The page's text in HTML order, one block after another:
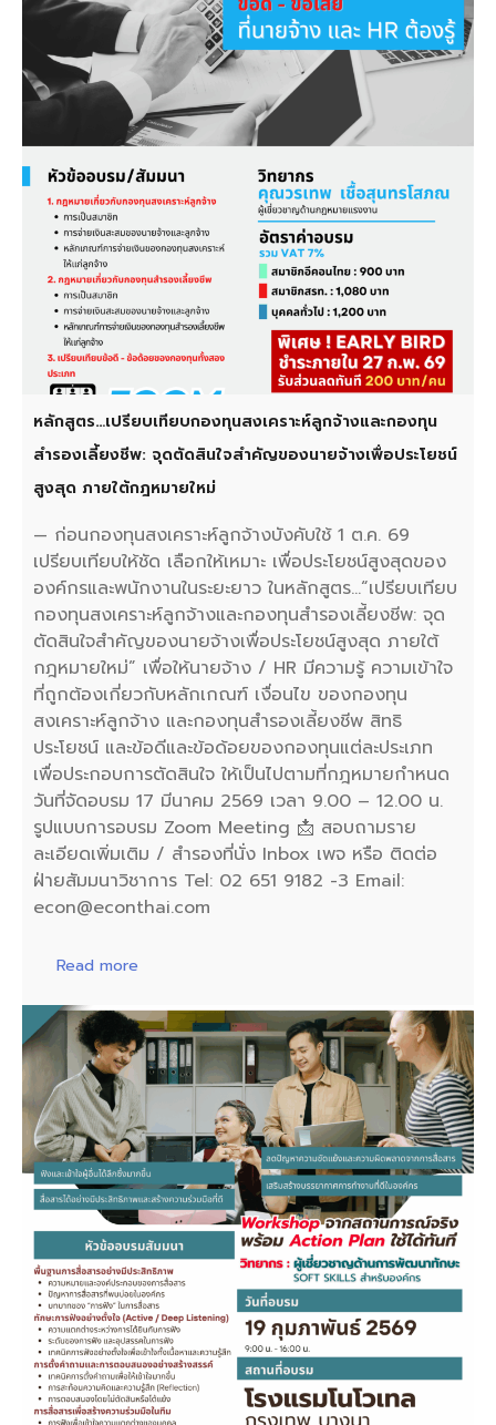
หลักสูตร…เปรียบเทียบกองทุนสงเคราะห์ลูกจ้างและกองทุน
สำรองเลี้ยงชีพ: จุดตัดสินใจสำคัญของนายจ้างเพื่อประโยชน์
สูงสุด ภายใต้กฎหมายใหม่
— ก่อนกองทุนสงเคราะห์ลูกจ้างบังคับใช้ 1 ต.ค. 69
เปรียบเทียบให้ชัด เลือกให้เหมาะ เพื่อประโยชน์สูงสุดของ
องค์กรและพนักงานในระยะยาว ในหลักสูตร…“เปรียบเทียบ
กองทุนสงเคราะห์ลูกจ้างและกองทุนสำรองเลี้ยงชีพ: จุด
ตัดสินใจสำคัญของนายจ้างเพื่อประโยชน์สูงสุด ภายใต้
กฎหมายใหม่” เพื่อให้นายจ้าง / HR มีความรู้ ความเข้าใจ
ที่ถูกต้องเกี่ยวกับหลักเกณฑ์ เงื่อนไข ของกองทุน
สงเคราะห์ลูกจ้าง และกองทุนสำรองเลี้ยงชีพ สิทธิ
ประโยชน์ และข้อดีและข้อด้อยของกองทุนแต่ละประเภท
เพื่อประกอบการตัดสินใจ ให้เป็นไปตามที่กฎหมายกำหนด
วันที่จัดอบรม 17 มีนาคม 2569 เวลา 9.00 – 12.00 น.
รูปแบบการอบรม Zoom Meeting 📩 สอบถามราย
ละเอียดเพิ่มเติม / สำรองที่นั่ง Inbox เพจ หรือ ติดต่อ
ฝ่ายสัมมนาวิชาการ Tel: 02 651 9182 -3 Email:
econ@econthai.com
Read more